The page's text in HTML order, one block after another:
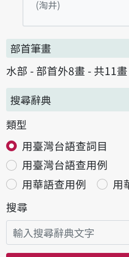
(淘井)
部首筆畫
水部 - 部首外8畫 - 共11畫
搜尋辭典
類型
用臺灣台語查詞目
用臺灣台語查用例
用華語查用例
用
搜尋